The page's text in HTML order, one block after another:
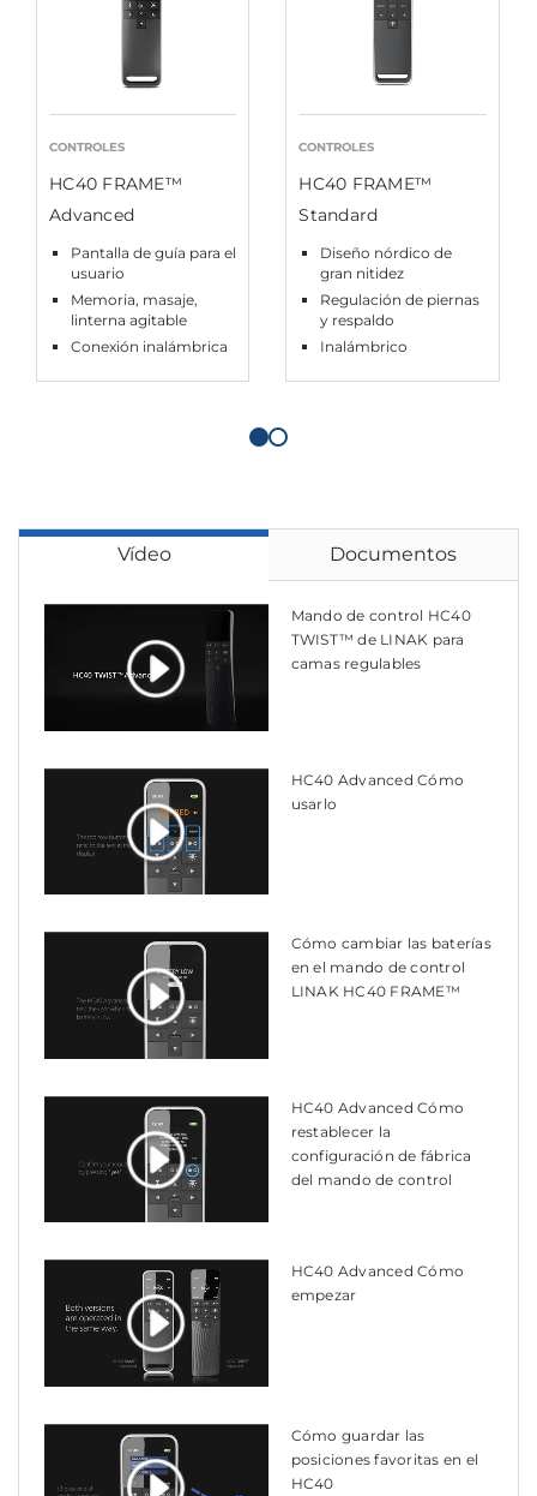
CONTROLES
HC40 FRAME™
Advanced
Pantalla de guía para el
usuario
Memoria, masaje,
linterna agitable
Conexión inalámbrica
CONTROLES
HC40 FRAME™
Standard
Diseño nórdico de
gran nitidez
Regulación de piernas
y respaldo
Inalámbrico
Vídeo Documentos
Mando de control HC40
TWIST™ de LINAK para
camas regulables
HC40 Advanced Cómo
usarlo
Cómo cambiar las baterías
en el mando de control
LINAK HC40 FRAME™
HC40 Advanced Cómo
restablecer la
configuración de fábrica
del mando de control
HC40 Advanced Cómo
empezar
Cómo guardar las
posiciones favoritas en el
HC40